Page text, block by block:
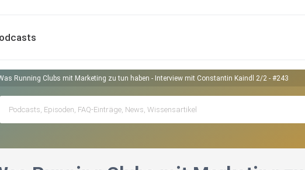
Running Clubs mit Marketing zu tun haben - Interview mit Constantin Kaindl 2/2 - #243